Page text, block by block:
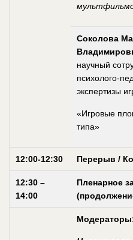
Соколова
научный
психолого-
экспертизы
«Игровые
типа»
12:00-12:30 Перерыв /
12:30 –
14:00
Пленарное